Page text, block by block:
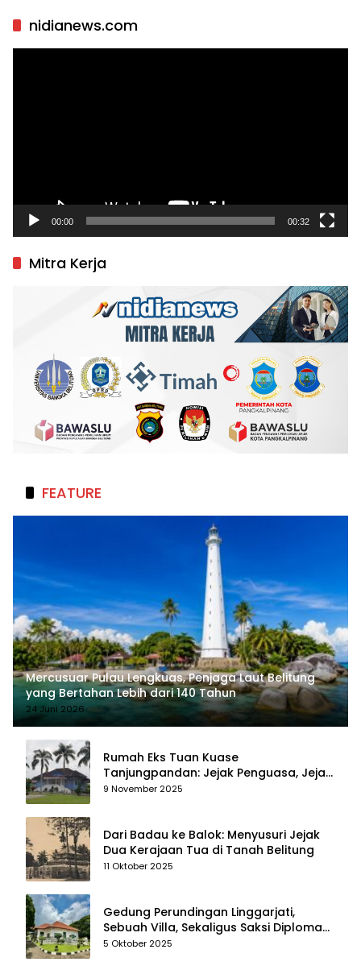
nidianews.com
00:00 00:32
Mitra Kerja
FEATURE
Mercusuar Pulau Lengkuas, Penjaga Laut Belitung
yang Bertahan Lebih dari 140 Tahun
24 Juni 2026
Rumah Eks Tuan Kuase
Tanjungpandan: Jejak Penguasa, Jejak
Kenangan
9 November 2025
Dari Badau ke Balok: Menyusuri Jejak
Dua Kerajaan Tua di Tanah Belitung
11 Oktober 2025
Gedung Perundingan Linggarjati,
Sebuah Villa, Sekaligus Saksi Diplomasi
yang Mengubah Arah Bangsa
5 Oktober 2025